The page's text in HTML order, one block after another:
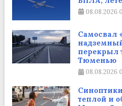
08.08.2026
Самосвал
перекрыл
Тюменью
08.08.2026
теплой и